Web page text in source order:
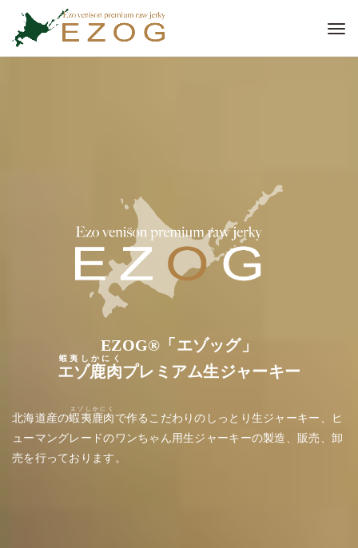
EZOG®「エゾッグ」
エゾ鹿肉
蝦夷しかにく
プレミアム生ジャーキー
北海道産の蝦夷鹿肉
エゾしかにく
で作るこだわりのしっとり生ジャーキー、
ヒ
ューマングレードのワンちゃん用生ジャーキーの製造、販売、卸
売を行っております。